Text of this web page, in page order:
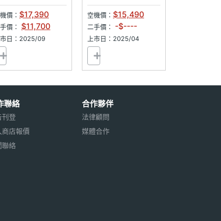
價： $17,390
價： $11,700
日：2025/09
空機價： $15,490
二手價： -$----
上市日：2025/04
聯絡
刊登
商店報價
聯絡
合作夥伴
法律顧問
媒體合作